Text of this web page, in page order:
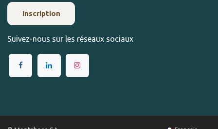
Inscription
Suivez-nous sur les réseaux sociaux